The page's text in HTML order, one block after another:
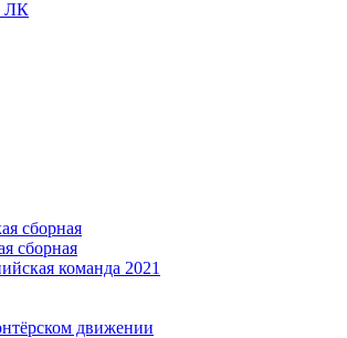
ЛК
сборная
сборная
команда 2021
движении